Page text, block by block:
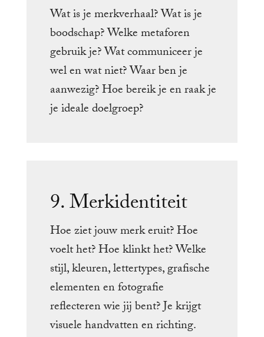
Wat is je merkverhaal? Wat is je
boodschap? Welke metaforen
gebruik je? Wat communiceer je
wel en wat niet? Waar ben je
aanwezig? Hoe bereik je en raak je
je ideale doelgroep?
9. Merkidentiteit
Hoe ziet jouw merk eruit? Hoe
voelt het? Hoe klinkt het? Welke
stijl, kleuren, lettertypes, grafische
elementen en fotografie
reflecteren wie jij bent? Je krijgt
visuele handvatten en richting.